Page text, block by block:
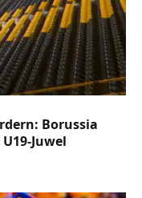
Borussia
Juwel